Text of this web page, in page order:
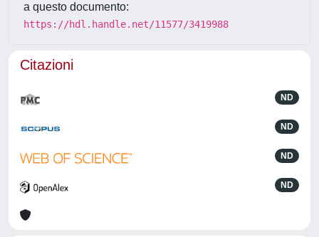
a questo documento:
https://hdl.handle.net/11577/3419988
Citazioni
ND
ND
ND
ND